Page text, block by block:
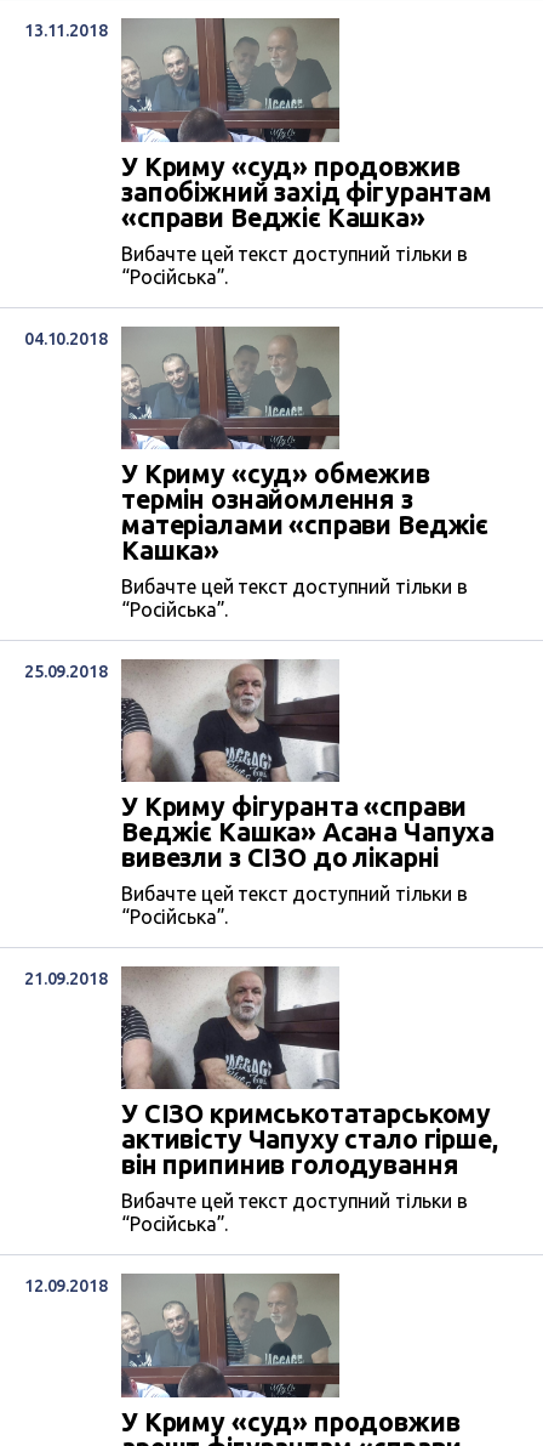
13.11.2018
У Криму «суд» продовжив
запобіжний захід фігурантам
«справи Веджіє Кашка»
Вибачте цей текст доступний тільки в
“Російська”.
04.10.2018
У Криму «суд» обмежив
термін ознайомлення з
матеріалами «справи Веджіє
Кашка»
Вибачте цей текст доступний тільки в
“Російська”.
25.09.2018
У Криму фігуранта «справи
Веджіє Кашка» Асана Чапуха
вивезли з СІЗО до лікарні
Вибачте цей текст доступний тільки в
“Російська”.
21.09.2018
У СІЗО кримськотатарському
активісту Чапуху стало гірше,
він припинив голодування
Вибачте цей текст доступний тільки в
“Російська”.
12.09.2018
У Криму «суд» продовжив